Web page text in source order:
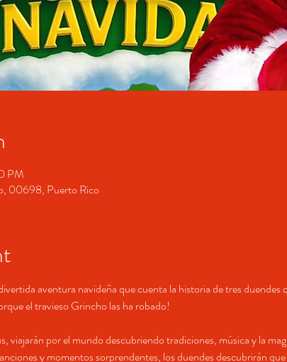
PM
00698, Puerto Rico
aventura navideña que cuenta la historia de tres duendes
el travieso Grincho las ha robado!
viajarán por el mundo descubriendo tradiciones, música y la
y momentos sorprendentes, los duendes descubrirán